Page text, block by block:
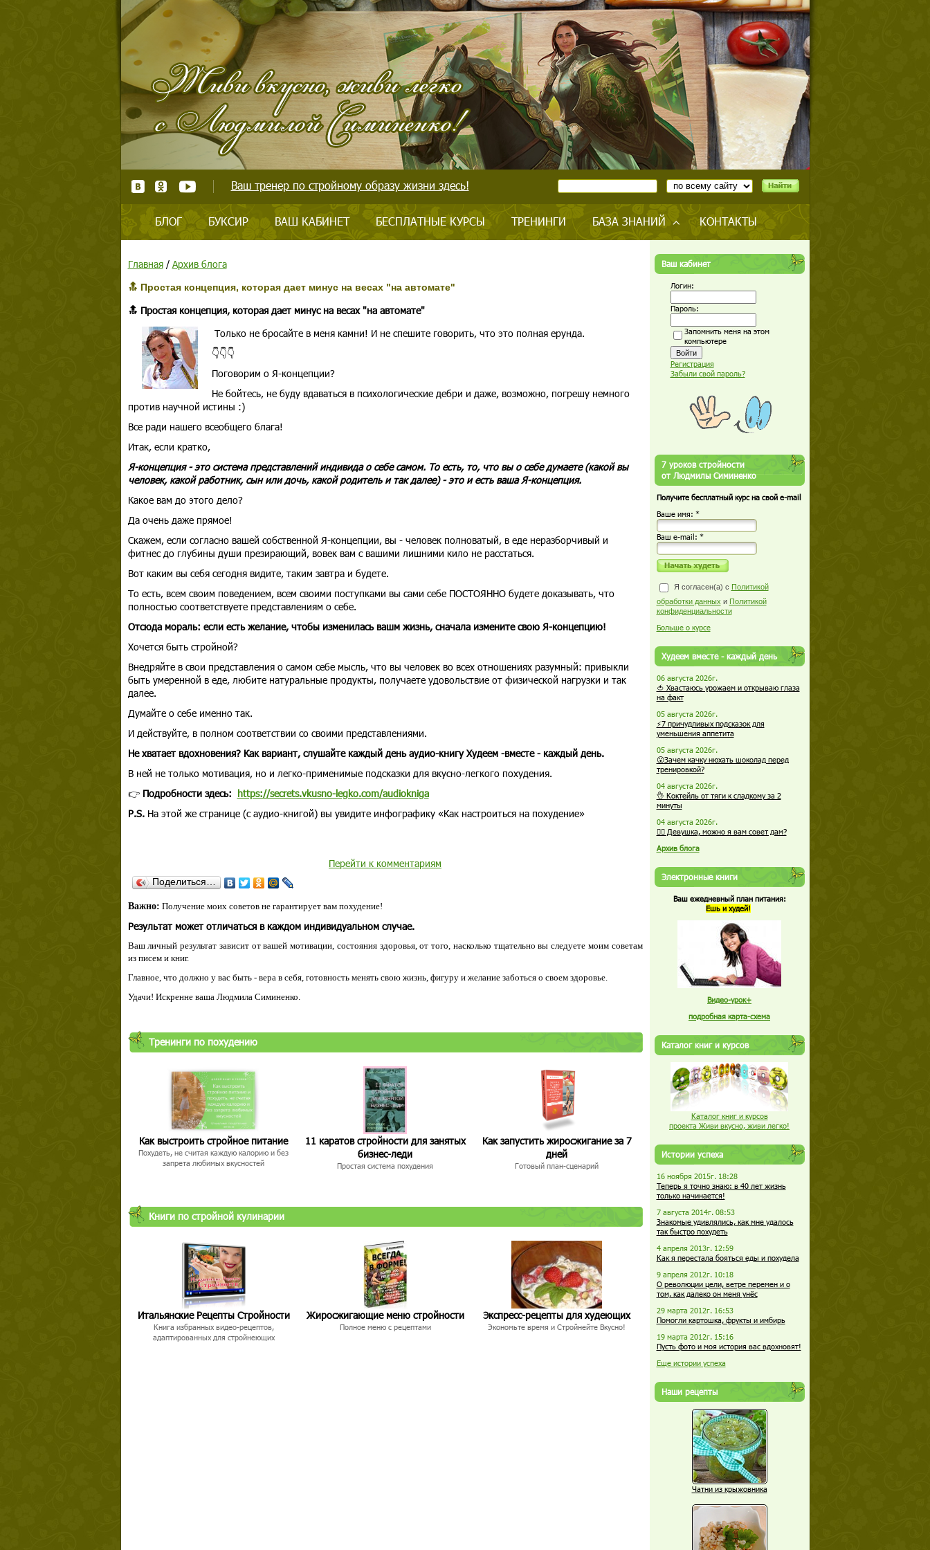
Ваш тренер по стройному образу жизни здесь!
БЛОГ БУКСИР ВАШ КАБИНЕТ БЕСПЛАТНЫЕ КУРСЫ ТРЕНИНГИ БАЗА ЗНАНИЙ КОНТАКТЫ
Главная/ Архив блога
🔝 Простая концепция, которая дает минус на весах "на автомате"
🔝 Простая концепция, которая дает минус на весах "на автомате"
Только не бросайте в меня камни! И не спешите говорить, что это полная ерунда.
👇👇👇
Поговорим о Я-концепции?
Не бойтесь, не буду вдаваться в психологические дебри и даже, возможно, погрешу немного
против научной истины :)
Все ради нашего всеобщего блага!
Итак, если кратко,
Я-концепция - это система представлений индивида о себе самом. То есть, то, что вы о себе думаете (какой вы
человек, какой работник, сын или дочь, какой родитель и так далее) - это и есть ваша Я-концепция.
Какое вам до этого дело?
Да очень даже прямое!
Скажем, если согласно вашей собственной Я-концепции, вы - человек полноватый, в еде неразборчивый и
фитнес до глубины души презирающий, вовек вам с вашими лишними кило не расстаться.
Вот каким вы себя сегодня видите, таким завтра и будете.
То есть, всем своим поведением, всем своими поступками вы сами себе ПОСТОЯННО будете доказывать, что
полностью соответствуете представлениям о себе.
Отсюда мораль: если есть желание, чтобы изменилась вашм жизнь, сначала измените свою Я-концепцию!
Хочется быть стройной?
Внедряйте в свои представления о самом себе мысль, что вы человек во всех отношениях разумный: привыкли
быть умеренной в еде, любите натуральные продукты, получаете удовольствие от физической нагрузки и так
далее.
Думайте о себе именно так.
И действуйте, в полном соответствии со своими представлениями.
Не хватает вдохновения? Как вариант, слушайте каждый день аудио-книгу Худеем -вместе - каждый день.
В ней не только мотивация, но и легко-применимые подсказки для вкусно-легкого похудения.
👉 Подробности здесь: https://secrets.vkusno-legko.com/audiokniga
P.S.На этой же странице (с аудио-книгой) вы увидите инфографику «Как настроиться на похудение»
Перейти к комментариям
Поделиться…
Важно: Получение моих советов не гарантирует вам похудение!
Результат может отличаться в каждом индивидуальном случае.
Ваш личный результат зависит от вашей мотивации, состояния здоровья, от того, насколько тщательно вы следуете моим советам
из писем и книг.
Главное, что должно у вас быть - вера в себя, готовность менять свою жизнь, фигуру и желание заботься о своем здоровье.
Удачи! Искренне ваша Людмила Симиненко.
Тренинги по похудению
Как выстроить стройное питание
Похудеть, не считая каждую калорию и без
запрета любимых вкусностей
11 каратов стройности для занятых
бизнес-леди
Простая система похудения
Как запустить жиросжигание за 7
дней
Готовый план-сценарий
Книги по стройной кулинарии
Итальянские Рецепты Стройности
Книга избранных видео-рецептов,
адаптированных для стройнеющих
Жиросжигающие меню стройности
Полное меню с рецептами
Экспресс-рецепты для худеющих
Экономьте время и Стройнейте Вкусно!
Ваш кабинет
Логин:
Пароль:
Запомнить меня на этом
компьютере
Регистрация
Забыли свой пароль?
7 уроков стройности
от Людмилы Симиненко
Получите бесплатный курс на свой e-mail
Ваше имя: *
Ваш е-mail: *
Я согласен(а) с Политикой
обработки данных и Политикой
конфиденциальности
Больше о курсе
Худеем вместе - каждый день
06 августа 2026г.
🍅 Хвастаюсь урожаем и открываю глаза
на факт
05 августа 2026г.
⚡7 причудливых подсказок для
уменьшения аппетита
05 августа 2026г.
😮Зачем качку нюхать шоколад перед
тренировкой?
04 августа 2026г.
👌 Коктейль от тяги к сладкому за 2
минуты
04 августа 2026г.
🏋️‍♀️ Девушка, можно я вам совет дам?
Архив блога
Электронные книги
Ваш ежедневный план питания:
Ешь и худей!
Видео-урок+
подробная карта-схема
Каталог книг и курсов
Каталог книг и курсов
проекта Живи вкусно, живи легко!
Истории успеха
16 ноября 2015г. 18:28
Теперь я точно знаю: в 40 лет жизнь
только начинается!
7 августа 2014г. 08:53
Знакомые удивлялись, как мне удалось
так быстро похудеть
4 апреля 2013г. 12:59
Как я перестала бояться еды и похудела
9 апреля 2012г. 10:18
О революции цели, ветре перемен и о
том, как далеко он меня унёс
29 марта 2012г. 16:53
Помогли картошка, фрукты и имбирь
19 марта 2012г. 15:16
Пусть фото и моя история вас вдохновят!
Еще истории успеха
Наши рецепты
Чатни из крыжовника